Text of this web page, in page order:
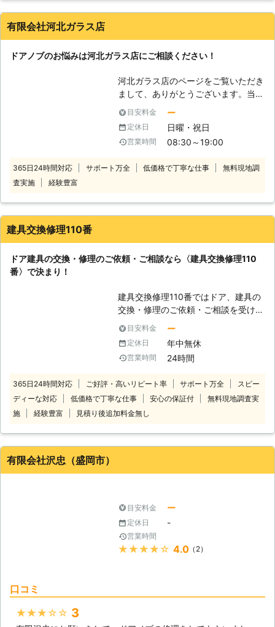
ポートすることを目標としておりま
らは、厚い信頼を得ており、技術・品
質のさらなる向上のために勉強を怠り
ません。今後も、お客様の信頼・期待
を裏切らない施工を目指してまいりま
す。 【安心価格で責任を持って施
に、弊社では無料にてお見積りを出し
ております。ドアノブ修理の際は、修
頼ください。ご不明な点などございま
したら、お気軽に担当スタッフにお尋
様のご質問にはしっかりとお答えしま
す。まずはご相談だけでも構いませ
社までお問い合わせいただければ幸い
です。
有限会社河北ガラス店
ドアノブのお悩みは河北ガラス店にご相談ください！
河北ガラス店のページをご覧いただき
まして、ありがとうございます。当店
は、住まいを快適にするためのリフォ
ーム、トラブルを解決するための施工
を行っています。店名にある通り、ガ
ラス店ではありますが、ドアノブの施
ノブが壊れてしまった、デザインが違
応】 当店は、お客様のご意見を反映
予算に合った施工内容をご提案いたし
ます。お見積りは無料で作成いたしま
すので、ご相談・お見積りだけでもお
気軽にお問い合わせください。ご検討
ののち、数ある業者のなかから当店を
選んでいただければ光栄です。 【壊
れた時はこんなに大変】 ドアノブの
耐用年数は短くても10年ほどとされ
ています。ドアを開閉するために必要
な部分ですから、毎日触れることを考
アノブなどは早めに修理しましょう。
目安料金 ー
定休日 日曜・祝日
営業時間 08:30～19:00
365日24時間対応 サポート万全 低価格で丁寧な仕事
無料現地調
査実施
経験豊富
建具交換修理110番
ドア建具の交換・修理のご依頼・ご相談なら〈建具交換修理110
番〉で決まり！
建具交換修理110番ではドア、建具の
交換・修理のご依頼・ご相談を受け付
けております。 『ドアが開かない』
『ドアノブが壊れてしまった』などの
ご依頼は勿論、『ドアをオシャレでス
タイリッシュなものに変えたい』『サ
い』まで幅広く対応、ご提案させてい
ただきます。 年間受付件数20万件以
上とお客様にもご好評をいただいてお
受付件数 ドア、建具の交換・修理の
具交換修理110番がお客様に選らばれ
心してご利用いただける明朗会計
交換・修理を8,800円～（税込）承っ
ております。 お見積りも無料で安
心してご利用していただけます。 ※対
目安料金 ー
定休日 年中無休
営業時間 24時間
365日24時間対応 ご好評・高いリピート率 サポート万全
スピー
ディーな対応
低価格で丁寧な仕事 安心の保証付
無料現地調査実
施
経験豊富 見積り後追加料金無し
有限会社沢忠（盛岡市）
目安料金 ー
定休日 -
営業時間
★★★★★ 4.0（2）
口コミ
★★★★★ 3